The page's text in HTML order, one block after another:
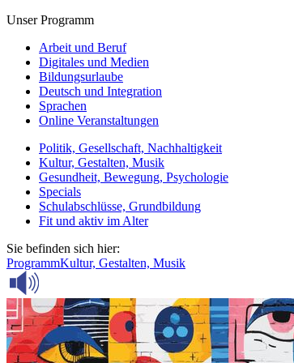
Unser Programm
Arbeit und Beruf
Digitales und Medien
Bildungsurlaube
Deutsch und Integration
Sprachen
Online Veranstaltungen
Politik, Gesellschaft, Nachhaltigkeit
Kultur, Gestalten, Musik
Gesundheit, Bewegung, Psychologie
Specials
Schulabschlüsse, Grundbildung
Fit und aktiv im Alter
Sie befinden sich hier:
ProgrammKultur, Gestalten, Musik